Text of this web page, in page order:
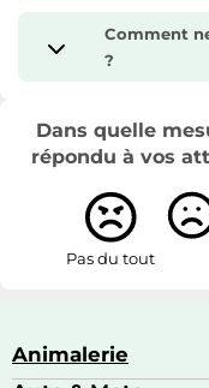
Comment
?
Dans quelle
répondu à vos
Pas du tout
Animalerie